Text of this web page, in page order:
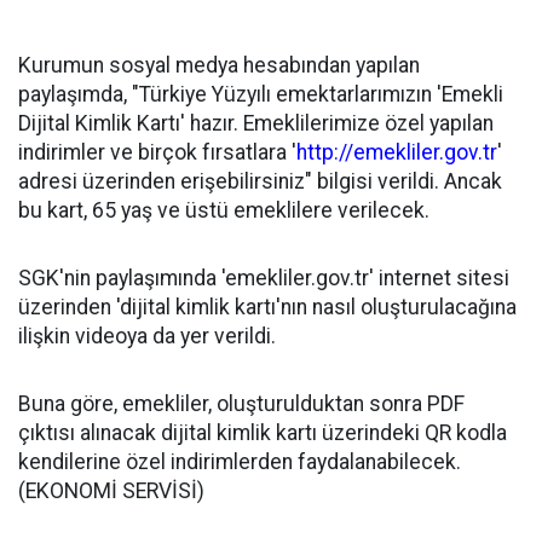
Kurumun sosyal medya hesabından yapılan
paylaşımda, "Türkiye Yüzyılı emektarlarımızın 'Emekli
Dijital Kimlik Kartı' hazır. Emeklilerimize özel yapılan
indirimler ve birçok fırsatlara 'http://emekliler.gov.tr'
adresi üzerinden erişebilirsiniz" bilgisi verildi. Ancak
bu kart, 65 yaş ve üstü emeklilere verilecek.
SGK'nin paylaşımında 'emekliler.gov.tr' internet sitesi
üzerinden 'dijital kimlik kartı'nın nasıl oluşturulacağına
ilişkin videoya da yer verildi.
Buna göre, emekliler, oluşturulduktan sonra PDF
çıktısı alınacak dijital kimlik kartı üzerindeki QR kodla
kendilerine özel indirimlerden faydalanabilecek.
(EKONOMİ SERVİSİ)